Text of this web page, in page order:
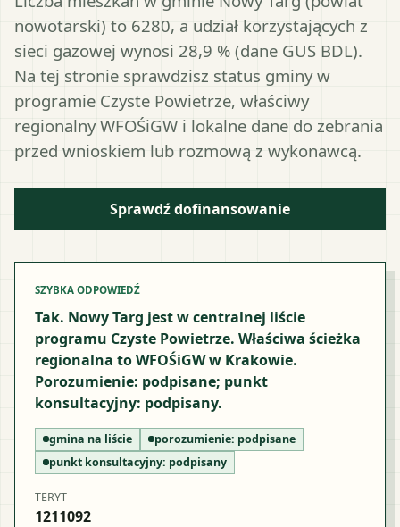
nowotarski) to 6280, a udział korzystających z
sieci gazowej wynosi 28,9 % (dane GUS BDL).
Na tej stronie sprawdzisz status gminy w
programie Czyste Powietrze, właściwy
regionalny WFOŚiGW i lokalne dane do zebrania
przed wnioskiem lub rozmową z wykonawcą.
Sprawdź dofinansowanie
SZYBKA ODPOWIEDŹ
Tak. Nowy Targ jest w centralnej liście
programu Czyste Powietrze. Właściwa ścieżka
regionalna to WFOŚiGW w Krakowie.
Porozumienie: podpisane; punkt
konsultacyjny: podpisany.
gmina na liście porozumienie: podpisane
punkt konsultacyjny: podpisany
TERYT
1211092